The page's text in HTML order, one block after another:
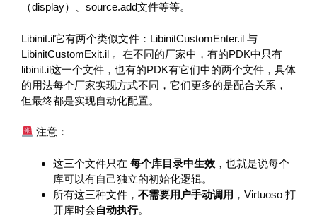
（display）、source.add文件等等。
Libinit.il它有两个类似文件：LibinitCustomEnter.il 与
LibinitCustomExit.il 。在不同的厂家中，有的PDK中只有
libinit.il这一个文件，也有的PDK有它们中的两个文件，具体
的用法每个厂家实现方式不同，它们更多的是配合关系，
但最终都是实现自动化配置。
注意：
这三个文件只在 每个库目录中生效 ，也就是说每个
库可以有自己独立的初始化逻辑。
所有这三种文件， 不需要用户手动调用 ，Virtuoso 打
开库时会自动执行。